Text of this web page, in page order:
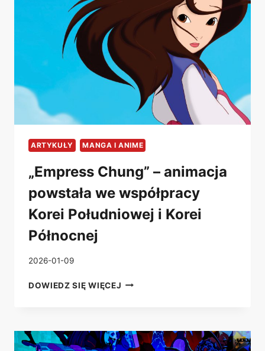
ARTYKUŁY MANGA I ANIME
„Empress Chung” – animacja
powstała we współpracy
Korei Południowej i Korei
Północnej
2026-01-09
DOWIEDZ SIĘ WIĘCEJ „EMPRESS
POWSTAŁA
WE